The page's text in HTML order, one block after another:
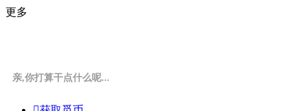
更多
亲,你打算干点什么呢...